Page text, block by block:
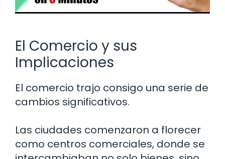
El Comercio y sus
Implicaciones
El comercio trajo consigo una serie de
cambios significativos.
Las ciudades comenzaron a florecer
como centros comerciales, donde se